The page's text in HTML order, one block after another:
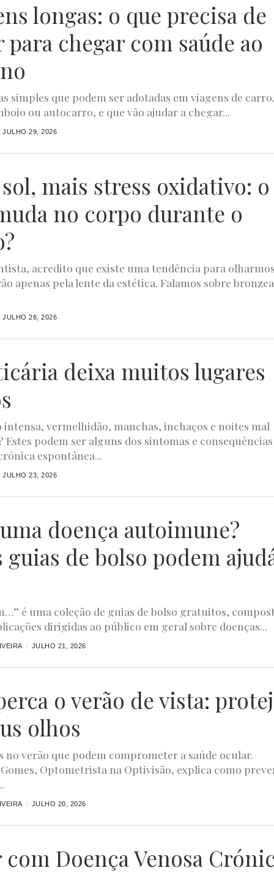
longas: o que precisa de
para chegar com saúde ao
simples que podem ser adotadas em viagens de carro,
ou autocarro, e que vão ajudar a chegar...
JULHO 29, 2026
mais stress oxidativo: o
no corpo durante o
acredito que existe uma tendência para olharmos
apenas pela lente da estética. Falamos sobre
JULHO 28, 2026
deixa muitos lugares
intensa, vermelhidão, manchas, inchaços e noites mal
Estes podem ser alguns dos sintomas e consequências
espontânea...
JULHO 23, 2026
doença autoimune?
guias de bolso podem
é uma coleção de guias de bolso gratuitos,
dirigidas ao público em geral sobre doenças...
JULHO 21, 2026
o verão de vista:
olhos
no verão que podem comprometer a saúde ocular.
Optometrista na Optivisão, explica como
JULHO 20, 2026
com Doença Venosa